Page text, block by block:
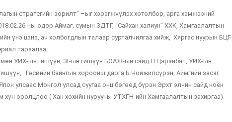
стратегийн зорилт” –ыг хэрэгжүүлэх хөтөлбөр, арга хэмжээний
ны өдөр Аймаг, сумын ЗДТГ, “Сайхан халиун” ХХК, Хамгаалалтын
үнэ цэнэ, ач холбогдлын талаар сурталчилгаа хийж, Хяргас нуурын БЦГ-
тараалаа.
мөн УИХ-ын гишүүн, ЗГ-ын гишүүн БОАЖ-ын сайд Н.Цэрэнбат, УИХ-ын
Төсвийн байнгын хорооны дарга Б.Чойжилсүрэн, Аймгийн засаг
улсаас Монгол улсад суугаа онц бөгөөд бүрэн Эрхт элчин сайд ноён
оролцлоо ( Хан хөхийн нурууны УТХГН-ийн Хамгаалалтын захиргаа).